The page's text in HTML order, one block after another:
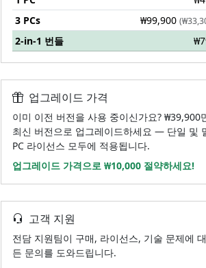
3 PCs
₩99,900
2-in-1 번들
업그레이드 가격
이미 이전 버전을 사용 중이신가요? ₩39,900
최신 버전으로 업그레이드하세요 — 단일 및
PC 라이선스 모두에 적용됩니다.
업그레이드 가격으로 ₩10,000 절약하세요!
고객 지원
전담 지원팀이 구매, 라이선스, 기술 문제에
든 문의를 도와드립니다.